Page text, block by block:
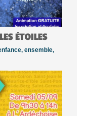
ÉTOILES
, ensemble,